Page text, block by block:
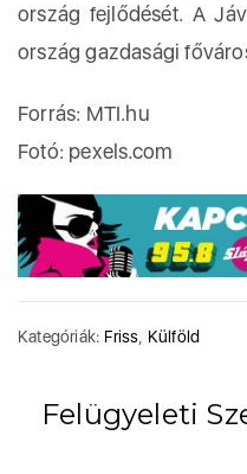
ország fejlődését. A
ország gazdasági
Forrás: MTI.hu
Fotó: pexels.com
Kategóriák: Friss Külföld
Felügyeleti